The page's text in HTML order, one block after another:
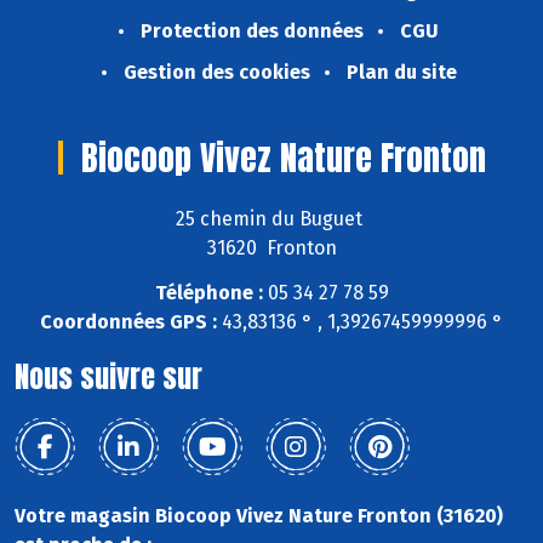
Protection des données
CGU
Gestion des cookies
Plan du site
Biocoop Vivez Nature Fronton
25 chemin du Buguet
31620 Fronton
Téléphone :05 34 27 78 59
Coordonnées GPS : 43,83136 ° , 1,39267459999996 °
Nous suivre sur
Votre magasin Biocoop Vivez Nature Fronton (31620)